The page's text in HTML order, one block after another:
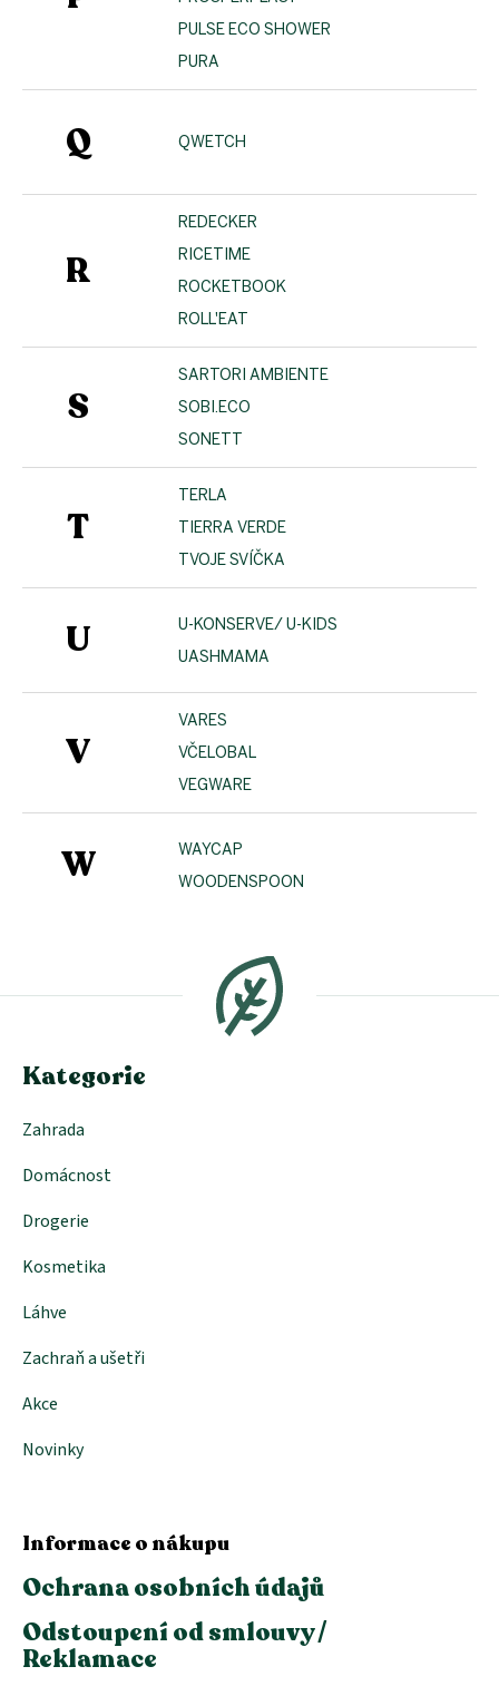
PULSE ECO SHOWER
PURA
Q QWETCH
R
REDECKER
RICETIME
ROCKETBOOK
ROLL'EAT
S
SARTORI AMBIENTE
SOBI.ECO
SONETT
T
TERLA
TIERRA VERDE
TVOJE SVÍČKA
U
U-KONSERVE/ U-KIDS
UASHMAMA
V
VARES
VČELOBAL
VEGWARE
W
WAYCAP
WOODENSPOON
a
Kategorie
Zahrada
Domácnost
Drogerie
Kosmetika
Láhve
Zachraň a ušetři
Akce
Novinky
Informace o nákupu
Ochrana osobních údajů
Odstoupení od smlouvy /
Reklamace